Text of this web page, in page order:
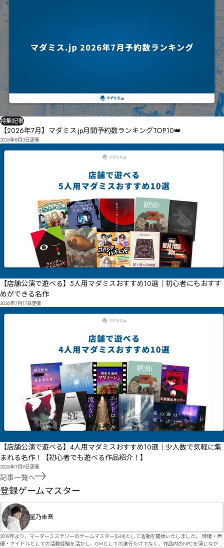
特集記事
【2026年7月】マダミス.jp月間予約数ランキングTOP10👑
2026年8月3日更新
【店舗公演で遊べる】5人用マダミスおすすめ10選｜初心者にもおすす
めができる名作
2026年7月17日更新
【店舗公演で遊べる】4人用マダミスおすすめ10選｜少人数で気軽に集
まれる名作！【初心者でも遊べる作品紹介！】
2026年7月9日更新
記事一覧へ
GM
登録ゲームマスター
星乃圭吾
2019年より、マーダーミステリーのゲームマスター(GM)として活動を開始いたしました。 俳優・声
優・アイドルとしての活動経験を活かし、GMとしての進行だけでなく、作品内のNPCを演じなが